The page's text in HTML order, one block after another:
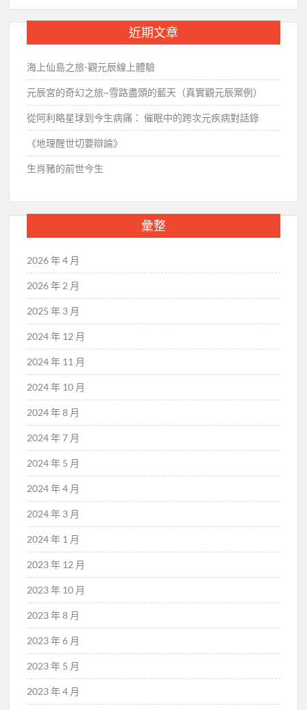
關
字:
近期文章
海上仙島之旅-觀元辰線上體驗
元辰宮的奇幻之旅~雪路盡頭的藍天（真實觀元辰案例）
從阿利略星球到今生病痛： 催眠中的跨次元疾病對話錄
《地理醒世切要辯論》
生肖豬的前世今生
彙整
2026 年 4 月
2026 年 2 月
2025 年 3 月
2024 年 12 月
2024 年 11 月
2024 年 10 月
2024 年 8 月
2024 年 7 月
2024 年 5 月
2024 年 4 月
2024 年 3 月
2024 年 1 月
2023 年 12 月
2023 年 10 月
2023 年 8 月
2023 年 6 月
2023 年 5 月
2023 年 4 月